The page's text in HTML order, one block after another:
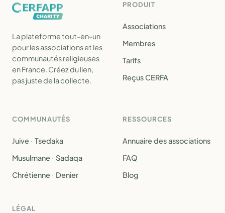
La plateforme tout-en-un
pour les associations et les
communautés religieuses
en France. Créez du lien,
pas juste de la collecte.
PRODUIT
Associations
Membres
Tarifs
Reçus CERFA
COMMUNAUTÉS
Juive · Tsedaka
Musulmane · Sadaqa
Chrétienne · Denier
RESSOURCES
Annuaire des associations
FAQ
Blog
LÉGAL